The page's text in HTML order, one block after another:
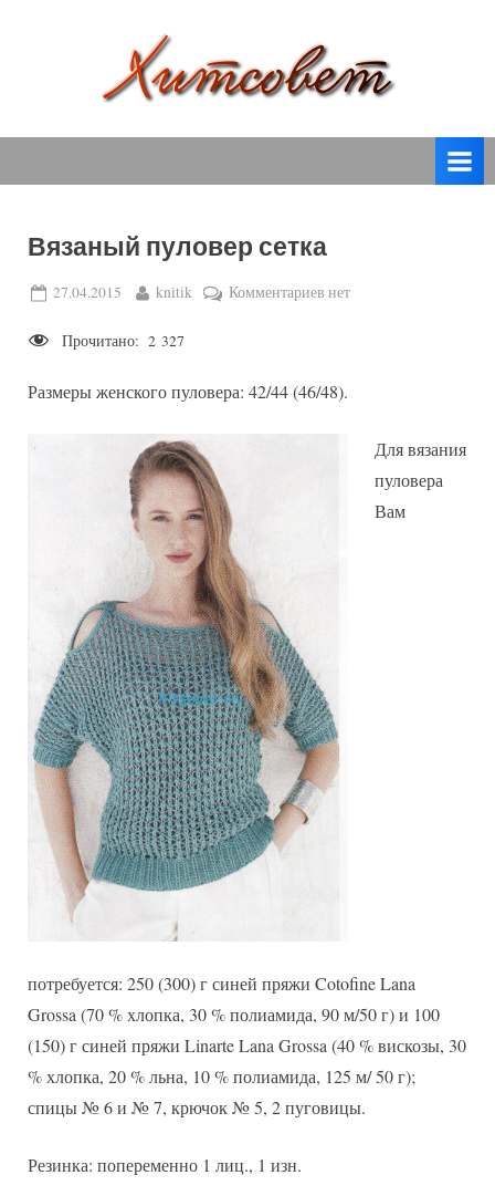
т
о
в
спицами,
крючком,
вязаные
модели
с
схемами.
Вязаный пуловер сетка
Posted
27.04.2015 By
knitik Комментариевк
сетка
нет
Прочитано: 2 327
Размеры женского пуловера: 42/44 (46/48).
Для вязания
пуловера
Вам
потребуется: 250 (300) г синей пряжи Cotofine Lana
Grossa (70 % хлопка, 30 % полиамида, 90 м/50 г) и 100
(150) г синей пряжи Linarte Lana Grossa (40 % вискозы, 30
% хлопка, 20 % льна, 10 % полиамида, 125 м/ 50 г);
спицы № 6 и № 7, крючок № 5, 2 пуговицы.
Резинка: попеременно 1 лиц., 1 изн.